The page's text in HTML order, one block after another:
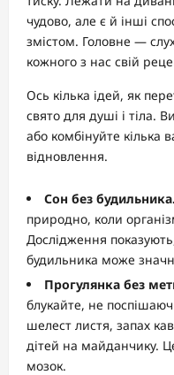
чудово, але є й інші
змістом. Головне —
кожного з нас свій
Ось кілька ідей, як
свято для душі і тіла.
або комбінуйте кілька
відновлення.
Сон без будильника.
природно, коли
Дослідження
будильника може
Прогулянка без
блукайте, не
шелест листя, запах
дітей на майданчику.
мозок.